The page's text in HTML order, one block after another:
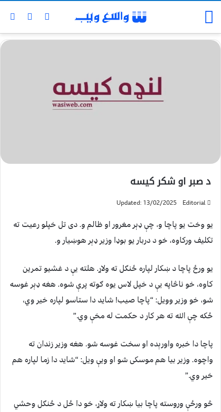
د صبر او شکر کيسه
Editorial
Updated: 13/02/2025
یو وخت یو پاچا و، چې ډېر مغرور او ظالم و. دی تل خپلو رعیت ته
تکلیف ورکاوه، خو د دربار یو بوډا وزیر ډېر هوښیار و.
یو ورځ پاچا د ښکار لپاره ځنګل ته ولاړ. هلته یې د غشیو تمرین
کاوه، خو ناڅاپه یې د خپل لاس یوه ګوته پرې شوه. هغه ډېر غوسه
شو، خو وزیر وویل: “پاچا صیب! شاید دا ستاسو لپاره خیر وي،
ځکه چې الله ته هر کار د حکمت له مخې وي.”
پاچا دا خبره واورېده او سخت غوسه شو. هغه وزیر زندان ته
واچوه. وزیر بیا هم موسکی شو او ویې ویل: “شاید دا زما لپاره هم
خیر وي.”
څو ورځې وروسته پاچا بیا ښکار ته ولاړ، خو دا ځل د ځنګل وحشي